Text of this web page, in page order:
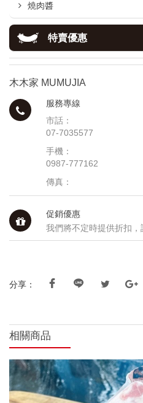
燒肉醬
特賣優惠
木木家 MUMUJIA
服務專線
市話：
07-7035577
手機：
0987-777162
傳真：
促銷優惠
我們將不定時提供折扣
分享：
相關商品